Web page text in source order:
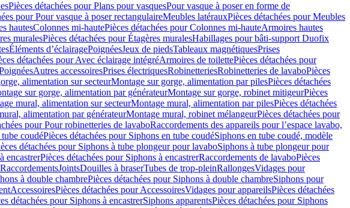
Pièces détachées pour Plans pour vasquesPour vasque à poser en forme de
pour Pour vasque à poser rectangulaireMeubles latérauxPièces détachées pour Meubles
hautesColonnes mi-hautePièces détachées pour Colonnes mi-hauteArmoires hautes
muralesPièces détachées pour Étagères muralesHabillages pour bâti-support Duofix
Éléments d’éclairagePoignéesJeux de piedsTableaux magnétiquesPrises
détachées pour Avec éclairage intégréArmoires de toilettePièces détachées pour
Autres accessoiresPrises électriquesRobinetteriesRobinetteries de lavaboPièces
alimentation sur secteurMontage sur gorge, alimentation par pilesPièces détachées
sur gorge, alimentation par générateurMontage sur gorge, robinet mitigeurPièces
mural, alimentation sur secteurMontage mural, alimentation par pilesPièces détachées
alimentation par générateurMontage mural, robinet mélangeurPièces détachées pour
pour Pour robinetteries de lavaboRaccordements des appareils pour l’espace lavabo,
coudéPièces détachées pour Siphons en tube coudéSiphons en tube coudé, modèle
détachées pour Siphons à tube plongeur pour lavaboSiphons à tube plongeur pour
encastrerPièces détachées pour Siphons à encastrerRaccordements de lavaboPièces
JointsDouilles à braserTubes de trop-pleinRallongesVidages pour
à double chambrePièces détachées pour Siphons à double chambreSiphons pour
AccessoiresPièces détachées pour AccessoiresVidages pour appareilsPièces détachées
détachées pour Siphons à encastrerSiphons apparentsPièces détachées pour Siphons